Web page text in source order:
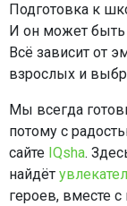
Подготовка к
И он может
Всё зависит от
взрослых и
Мы всегда
потому с
сайте IQsha.
найдёт
героев, вместе